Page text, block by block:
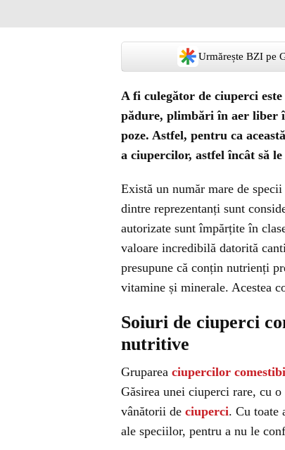
Urmărește BZI pe
A fi culegător de ciuperci
pădure, plimbări în aer liber
poze. Astfel, pentru ca
a ciupercilor, astfel încât să
Există un număr mare de
dintre reprezentanți sunt
autorizate sunt împărțite în
valoare incredibilă datorită
presupune că conțin nutrienți
vitamine și minerale. Acestea
Soiuri de ciuperci
nutritive
Gruparea ciupercilor
Găsirea unei ciuperci rare, cu
vânătorii de ciuperci. Cu toate
ale speciilor, pentru a nu le